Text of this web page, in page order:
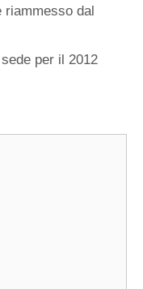
riammesso dal
per il 2012